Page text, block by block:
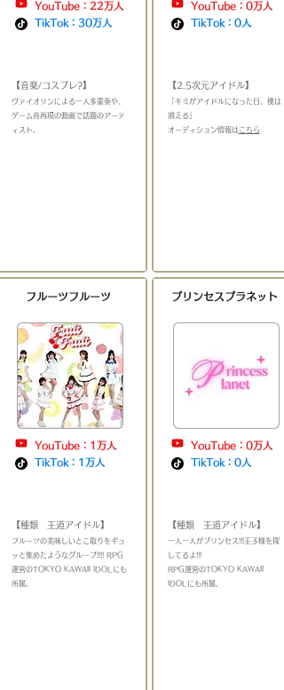
YouTube：22万人
TikTok：30万人
【音楽/コスプレ?】
​ヴァイオリンによる一人多重奏や、
ゲーム音再現の動画で話題のアーテ
ィスト
​フルーツフルーツ
YouTube：1万人
TikTok：1万人
【種類 王道アイドル】
​フルーツの美味しいとこ取りをギュ
ッと集めたようなグループ!!!! RPG
運営のTOKYO KAWAII IDOLにも
所属。
YouTube：0万人
TikTok：0人
【2.5次元アイドル】
「キミがアイドルになった日、僕は
消える」
​オーディション情報はこちら
プリンセスプラネット
YouTube：0万人
TikTok：0人
【種類 王道アイドル】
​一人一人がプリンセス!!!王子様を探
してるよ!!!
RPG運営のTOKYO KAWAII
IDOLにも所属。​